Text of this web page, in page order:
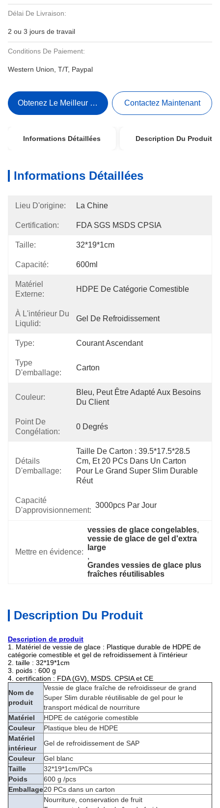
Délai De Livraison:
2 ou 3 jours de travail
Conditions De Paiement:
Western Union, T/T, Paypal
Obtenez Le Meilleur Prix Contactez Maintenant
Informations Détaillées Description Du Produit
Informations Détaillées
Lieu D'origine: La Chine
Certification: FDA SGS MSDS CPSIA
Taille: 32*19*1cm
Capacité: 600ml
Matériel
Externe:
HDPE De Catégorie Comestible
À L'intérieur Du
Liqulid:
Gel De Refroidissement
Type: Courant Ascendant
Type
D'emballage:
Carton
Couleur:
Bleu, Peut Être Adapté Aux Besoins
Du Client
Point De
Congélation:
0 Degrés
Détails
D'emballage:
Taille De Carton : 39.5*17.5*28.5
Cm, Et 20 PCs Dans Un Carton
Pour Le Grand Super Slim Durable
Réut
Capacité
D'approvisionnement:
3000pcs Par Jour
Mettre en évidence:
vessies de glace congelables,
vessie de glace de gel d'extra
large
,
Grandes vessies de glace plus
fraîches réutilisables
Description Du Produit
Description de produit
1. Matériel de vessie de glace : Plastique durable de HDPE de
catégorie comestible et gel de refroidissement à l'intérieur
2. taille : 32*19*1cm
3. poids : 600 g
4. certification : FDA (GV), MSDS. CPSIA et CE
Nom de
produit
Vessie de glace fraîche de refroidisseur de grand
Super Slim durable réutilisable de gel pour le
transport médical de nourriture
Matériel
HDPE de catégorie comestible
Couleur
Plastique bleu de HDPE
Matériel
intérieur
Gel de refroidissement de SAP
Couleur
Gel blanc
Taille
32*19*1cm/PCs
Poids
600 g /pcs
Emballage20 PCs dans un carton
Nourriture, conservation de fruit